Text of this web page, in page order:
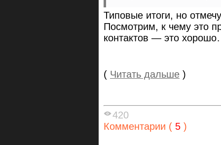
Типовые итоги, но
Посмотрим, к чему это
контактов — это
( Читать дальше )
420
Комментарии ( 5 )